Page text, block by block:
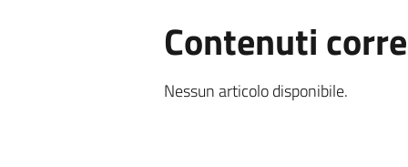
Contenuti
Nessun articolo disponibile.